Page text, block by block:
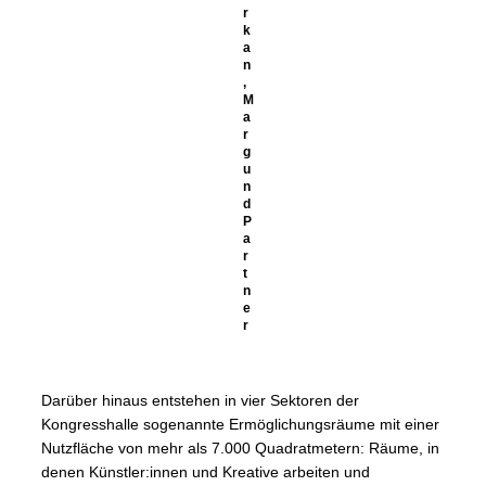
r
k
a
n
,
M
a
r
g
u
n
d
P
a
r
t
n
e
r
Darüber hinaus entstehen in vier Sektoren der
Kongresshalle sogenannte Ermöglichungsräume mit einer
Nutzfläche von mehr als 7.000 Quadratmetern: Räume, in
denen Künstler:innen und Kreative arbeiten und